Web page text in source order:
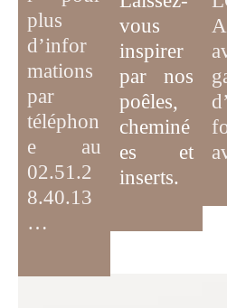
plus
d’infor
mations
par
téléphon
e au
02.51.2
8.40.13
…
vous
inspirer
par nos
poêles,
cheminé
es et
inserts.